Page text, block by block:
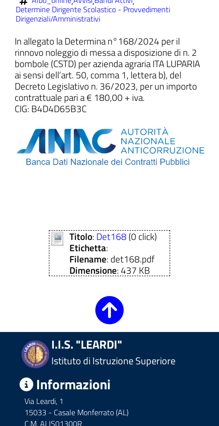
del sito
Determine Dirigente Scolastico - Provvedimenti
Dirigenziali/Amministrativi
In allegato la Determina n°168/2024 per il
rinnovo noleggio di messa a disposizione di n. 2
bombole (CSTD) per azienda agraria ITA LUPARIA
ai sensi dell’art. 50, comma 1, lettera b), del
Decreto Legislativo n. 36/2023, per un importo
contrattuale pari a € 180,00 + iva.
CIG: B4D4D65B3C
Titolo: Det168 (0 click)
Etichetta:
Filename: det168.pdf
Dimensione: 437 KB
I.I.S. "LEARDI"
Istituto di Istruzione Superiore
Informazioni
Via Leardi, 1
15033 - Casale Monferrato (AL)